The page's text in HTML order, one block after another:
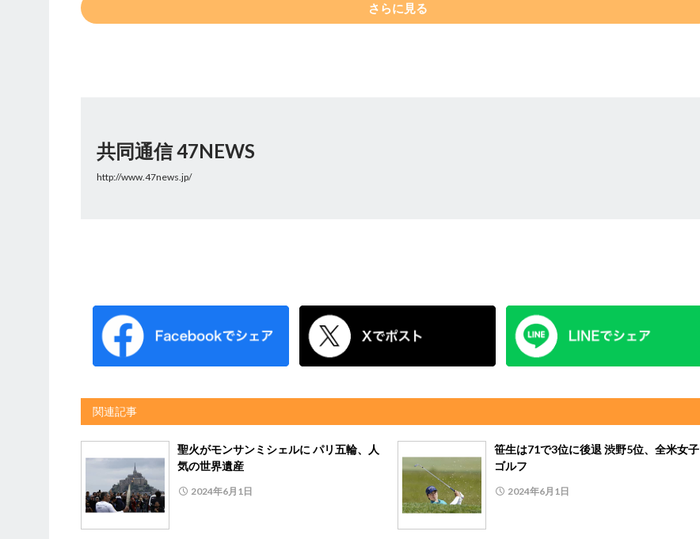
さらに見る
共同通信 47NEWS
http://www.47news.jp/
関連記事
聖火がモンサンミシェルに パリ五輪、人
気の世界遺産
2024年6月1日
笹生は71で3位に後退 渋野5位、全米女子
ゴルフ
2024年6月1日